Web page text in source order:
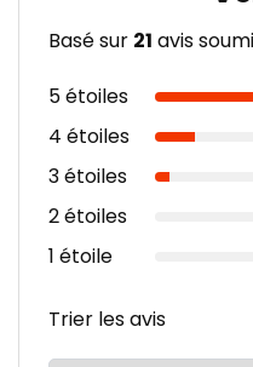
Basé sur 21 avis
5 étoiles
4 étoiles
3 étoiles
2 étoiles
1 étoile
Trier les avis